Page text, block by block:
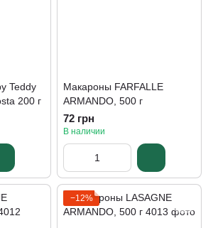
Teddy
200 г
Макароны FARFALLE
ARMANDO, 500 г
72 грн
В наличии
−12%